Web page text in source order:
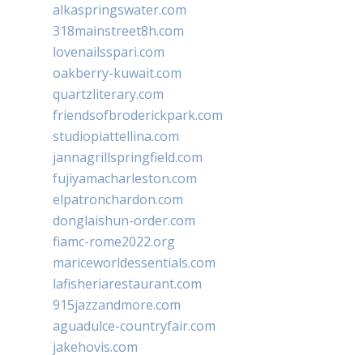
alkaspringswater.com
318mainstreet8h.com
lovenailsspari.com
oakberry-kuwait.com
quartzliterary.com
friendsofbroderickpark.com
studiopiattellina.com
jannagrillspringfield.com
fujiyamacharleston.com
elpatronchardon.com
donglaishun-order.com
fiamc-rome2022.org
mariceworldessentials.com
lafisheriarestaurant.com
915jazzandmore.com
aguadulce-countryfair.com
jakehovis.com